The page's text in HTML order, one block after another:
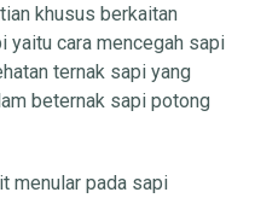
khusus berkaitan
yaitu cara mencegah sapi
ternak sapi yang
beternak sapi potong
menular pada sapi